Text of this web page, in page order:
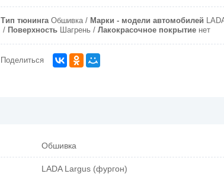
Тип тюнинга Обшивка Марки - модели автомобилей
Поверхность Шагрень Лакокрасочное покрытие нет
Поделиться
Обшивка
LADA Largus (фургон)